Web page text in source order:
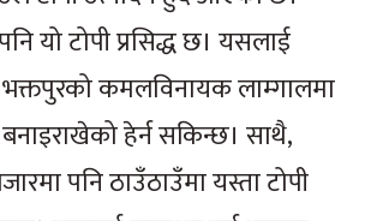
यो टोपी प्रसिद्ध छ। यसलाई
भक्तपुरको कमलविनायक लाम्गालमा
हेर्न सकिन्छ। साथै,
पनि ठाउँठाउँमा यस्ता टोपी